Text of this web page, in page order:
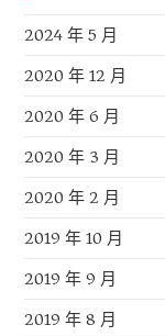
2024 年 5 月
2020 年 12 月
2020 年 6 月
2020 年 3 月
2020 年 2 月
2019 年 10 月
2019 年 9 月
2019 年 8 月